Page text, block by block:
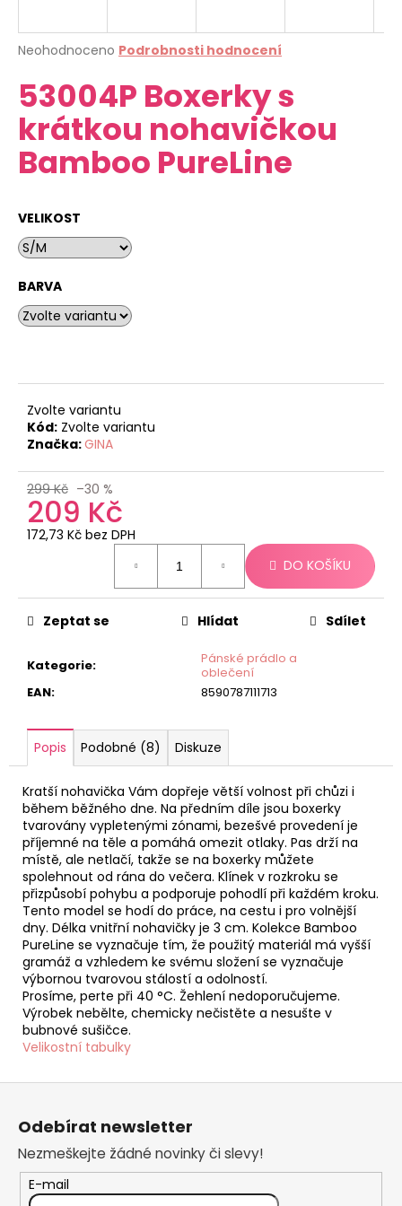
Průměrné
produktu
je
0,0
5
hvězdiček.
Neohodnoceno Podrobnosti hodnocení
53004P Boxerky s
krátkou nohavičkou
Bamboo PureLine
VELIKOST
BARVA
Zvolte variantu
Kód: Zvolte variantu
Značka:GINA
299 Kč –30 %
209 Kč
172,73 Kč bez DPH
DO KOŠÍKU
Kategorie:
Pánské prádlo a
oblečení
EAN: 8590787111713
Zeptat se Hlídat Sdílet
Popis Podobné (8) Diskuze
Kratší nohavička Vám dopřeje větší volnost při chůzi i
během běžného dne. Na předním díle jsou boxerky
tvarovány vypletenými zónami, bezešvé provedení je
příjemné na těle a pomáhá omezit otlaky. Pas drží na
místě, ale netlačí, takže se na boxerky můžete
spolehnout od rána do večera. Klínek v rozkroku se
přizpůsobí pohybu a podporuje pohodlí při každém kroku.
Tento model se hodí do práce, na cestu i pro volnější
dny. Délka vnitřní nohavičky je 3 cm. Kolekce Bamboo
PureLine se vyznačuje tím, že použitý materiál má vyšší
gramáž a vzhledem ke svému složení se vyznačuje
výbornou tvarovou stálostí a odolností.
Prosíme, perte při 40 °C. Žehlení nedoporučujeme.
Výrobek nebělte, chemicky nečistěte a nesušte v
bubnové sušičce.
Velikostní tabulky
j
t
?
D
o
p
u
č
u
m
Z
Odebírat newsletter
Nezmeškejte žádné novinky či slevy!
E-mail